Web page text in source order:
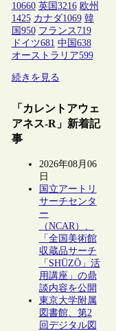
10660 英国 3216 欧州
1425 カナダ1069 韓
国 950 フランス 719
ドイツ681 中国 638
オーストラリア599
続きを見る
「カレントアウェ
アネス-R」新着記
事
2026年08月06
日
国立アートリ
サーチセンタ
ー
（NCAR）、
「全国美術館
収蔵品サーチ
「SHŪZŌ」活
用講座」の鼎
談内容を公開
東京大学附属
図書館、第2
回デジタル図